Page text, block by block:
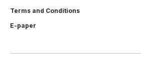
Terms and Conditions
E-paper